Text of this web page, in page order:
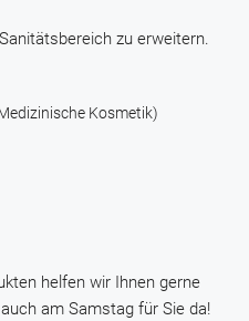
zu erweitern.
Kosmetik)
helfen wir Ihnen gerne
am Samstag für Sie da!